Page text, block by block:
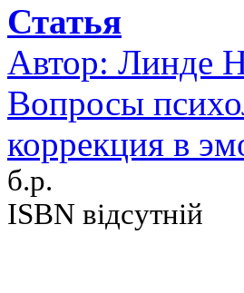
Статья
Автор: Линде
Вопросы
коррекция в
б.р.
ISBN відсутній